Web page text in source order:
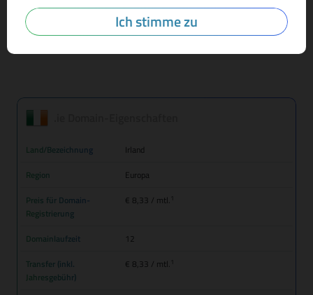
Ich stimme zu
Mehr Infos zur Domain-Endung
Land/Bezeichnung
Irland
Region
Europa
Preis für Domain-
Registrierung
€ 8,33 / mtl.
Domainlaufzeit
12
Transfer (inkl.
Jahresgebühr)
€ 8,33 / mtl.